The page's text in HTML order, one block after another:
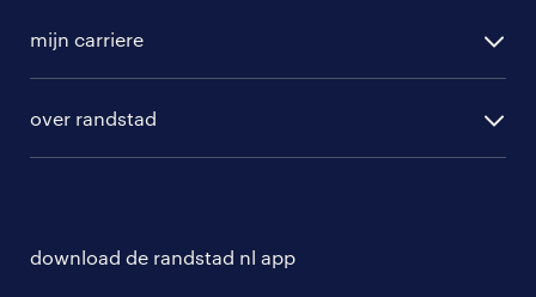
randstad professional
randstad digital
hr-diensten
branches
tarieven
mijn carriere
solliciteren
over randstad
download de randstad nl app